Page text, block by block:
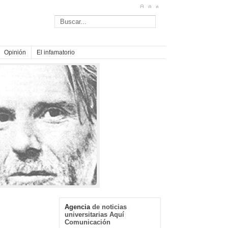
Opinión El infamatorio
Agencia de noticias
universitarias Aquí
Comunicación